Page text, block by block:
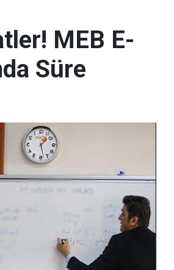
MEB E-
Süre